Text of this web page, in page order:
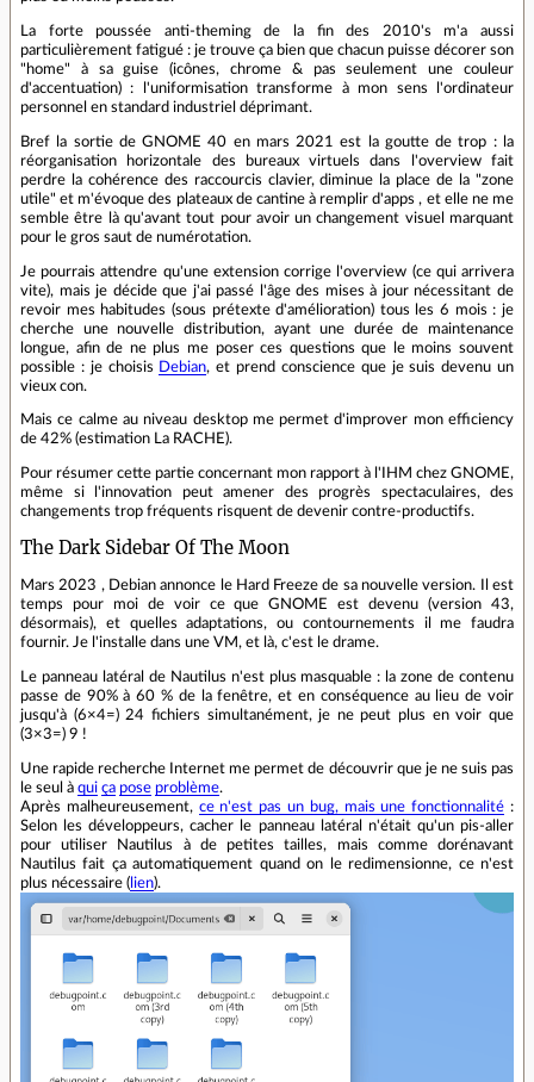
La forte poussée anti-theming de la fin des 2010's m'a aussi
particulièrement fatigué : je trouve ça bien que chacun puisse décorer son
"home" à sa guise (icônes, chrome & pas seulement une couleur
d'accentuation) : l'uniformisation transforme à mon sens l'ordinateur
personnel en standard industriel déprimant.
Bref la sortie de GNOME 40 en mars 2021 est la goutte de trop : la
réorganisation horizontale des bureaux virtuels dans l'overview fait
perdre la cohérence des raccourcis clavier, diminue la place de la "zone
utile" et m'évoque des plateaux de cantine à remplir d'apps , et elle ne me
semble être là qu'avant tout pour avoir un changement visuel marquant
pour le gros saut de numérotation.
Je pourrais attendre qu'une extension corrige l'overview (ce qui arrivera
vite), mais je décide que j'ai passé l'âge des mises à jour nécessitant de
revoir mes habitudes (sous prétexte d'amélioration) tous les 6 mois : je
cherche une nouvelle distribution, ayant une durée de maintenance
longue, afin de ne plus me poser ces questions que le moins souvent
possible : je choisis Debian, et prend conscience que je suis devenu un
vieux con.
Mais ce calme au niveau desktop me permet d'improver mon efficiency
de 42% (estimation La RACHE).
Pour résumer cette partie concernant mon rapport à l'IHM chez GNOME,
même si l'innovation peut amener des progrès spectaculaires, des
changements trop fréquents risquent de devenir contre-productifs.
The Dark Sidebar Of The Moon
Mars 2023 , Debian annonce le Hard Freeze de sa nouvelle version. Il est
temps pour moi de voir ce que GNOME est devenu (version 43,
désormais), et quelles adaptations, ou contournements il me faudra
fournir. Je l'installe dans une VM, et là, c'est le drame.
Le panneau latéral de Nautilus n'est plus masquable : la zone de contenu
passe de 90% à 60 % de la fenêtre, et en conséquence au lieu de voir
jusqu'à (6×4=) 24 fichiers simultanément, je ne peut plus en voir que
(3×3=) 9 !
Une rapide recherche Internet me permet de découvrir que je ne suis pas
le seul à qui ça pose problème.
Après malheureusement, ce n'est pas un bug, mais une fonctionnalité :
Selon les développeurs, cacher le panneau latéral n'était qu'un pis-aller
pour utiliser Nautilus à de petites tailles, mais comme dorénavant
Nautilus fait ça automatiquement quand on le redimensionne, ce n'est
plus nécessaire ( lien).